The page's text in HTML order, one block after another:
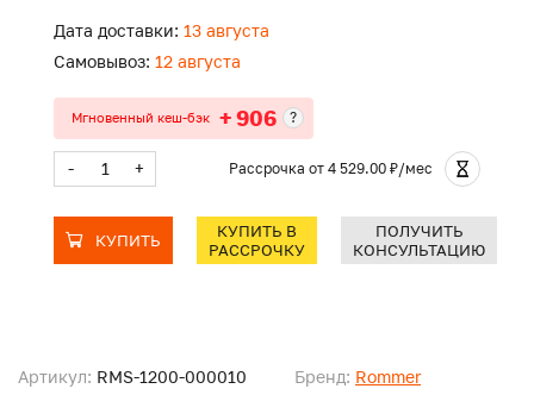
Артикул: RMS-1200-000010 Бренд: Rommer
Дата доставки: 13 августа
Самовывоз: 12 августа
Мгновенный кеш-бэк + 906 ?
- + Рассрочка от 4 529.00 ₽/мес
КУПИТЬ
КУПИТЬ В
РАССРОЧКУ
ПОЛУЧИТЬ
КОНСУЛЬТАЦИЮ